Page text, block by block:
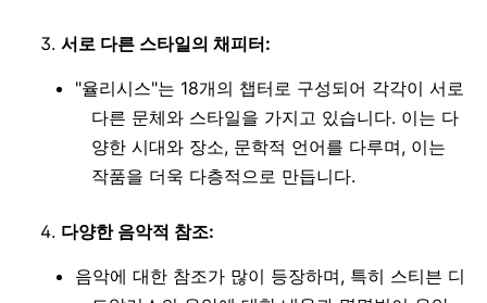
서로 다른 스타일의 채피터:
"율리시스"는 18개의 챕터로 구성되어 각각이 서로
다른 문체와 스타일을 가지고 있습니다. 이는 다
양한 시대와 장소, 문학적 언어를 다루며, 이는
작품을 더욱 다층적으로 만듭니다.
다양한 음악적 참조:
음악에 대한 참조가 많이 등장하며, 특히 스티븐 디